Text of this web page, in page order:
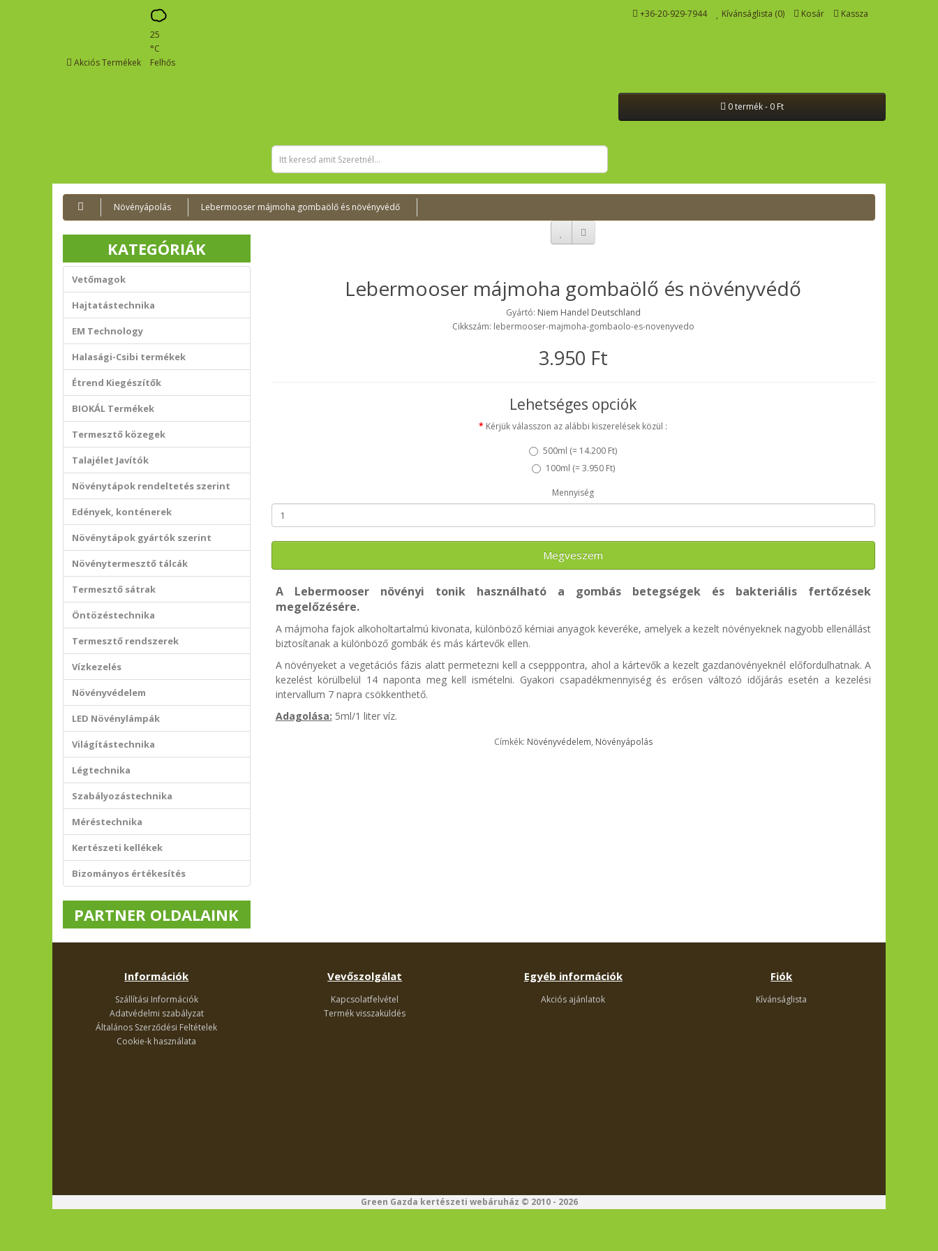
Akciós Termékek
25
°C
Felhős
+36-20-929-7944 Kívánságlista (0) Kosár Kassza
0 termék - 0 Ft
Növényápolás Lebermooser májmoha gombaölő és növényvédő
KATEGÓRIÁK
Vetőmagok
Hajtatástechnika
EM Technology
Halasági-Csibi termékek
Étrend Kiegészítők
BIOKÁL Termékek
Termesztő közegek
Talajélet Javítók
Növénytápok rendeltetés szerint
Edények, konténerek
Növénytápok gyártók szerint
Növénytermesztő tálcák
Termesztő sátrak
Öntözéstechnika
Termesztő rendszerek
Vízkezelés
Növényvédelem
LED Növénylámpák
Világítástechnika
Légtechnika
Szabályozástechnika
Méréstechnika
Kertészeti kellékek
Bizományos értékesítés
PARTNER OLDALAINK
Lebermooser májmoha gombaölő és növényvédő
Gyártó: Niem Handel Deutschland
Cikkszám: lebermooser-majmoha-gombaolo-es-novenyvedo
3.950 Ft
Lehetséges opciók
Kérjük válasszon az alábbi kiszerelések közül :
500ml (= 14.200 Ft)
100ml (= 3.950 Ft)
Mennyiség
Megveszem
A Lebermooser növényi tonik használható a gombás betegségek és bakteriális fertőzések
megelőzésére.
A májmoha fajok alkoholtartalmú kivonata, különböző kémiai anyagok keveréke, amelyek a kezelt növényeknek nagyobb ellenállást
biztosítanak a különböző gombák és más kártevők ellen.
A növényeket a vegetációs fázis alatt permetezni kell a csepppontra, ahol a kártevők a kezelt gazdanövényeknél előfordulhatnak. A
kezelést körülbelül 14 naponta meg kell ismételni. Gyakori csapadékmennyiség és erősen változó időjárás esetén a kezelési
intervallum 7 napra csökkenthető.
Adagolása: 5ml/1 liter víz.
Címkék: Növényvédelem, Növényápolás
Információk
Szállítási Információk
Adatvédelmi szabályzat
Általános Szerződési Feltételek
Cookie-k használata
Vevőszolgálat
Kapcsolatfelvétel
Termék visszaküldés
Egyéb információk
Akciós ajánlatok
Fiók
Kívánságlista
Green Gazda kertészeti webáruház © 2010 - 2026